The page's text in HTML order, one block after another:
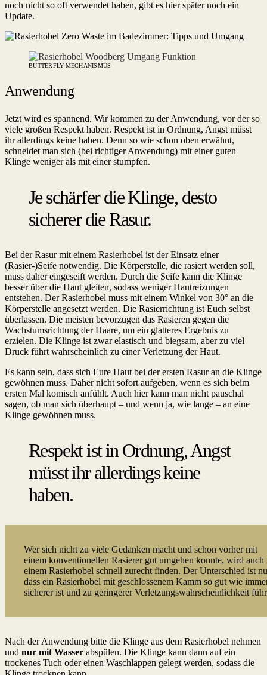
noch nicht so oft verwendet haben, gibt es hier später noch ein
Update.
BUTTERFLY-MECHANISMUS
Anwendung
Jetzt wird es spannend. Wir kommen zu der Anwendung, vor der so
viele großen Respekt haben. Respekt ist in Ordnung, Angst müsst
ihr allerdings keine haben. Denn so wie schon oben erwähnt,
schneidet man sich (bei richtiger Anwendung) mit einer guten
Klinge weniger als mit einer stumpfen.
Je schärfer die Klinge, desto
sicherer die Rasur.
Bei der Rasur mit einem Rasierhobel ist der Einsatz einer
(Rasier-)Seife notwendig. Die Körperstelle, die rasiert werden soll,
muss daher eingeseift werden. Durch die Seife kann die Klinge
besser über die Haut gleiten, sodass weniger Hautreizungen
entstehen. Der Rasierhobel muss mit einem Winkel von 30° an die
Körperstelle angesetzt werden. Die Rasierrichtung ist Euch selbst
überlassen. Die meisten bevorzugen das Rasieren gegen die
Wachstumsrichtung der Haare, um ein glatteres Ergebnis zu
erzielen. Die Klinge ist zwar elastisch und biegsam, aber zu viel
Druck führt wahrscheinlich zu einer Verletzung der Haut.
Es kann sein, dass sich Eure Haut bei der ersten Rasur an die Klinge
gewöhnen muss. Daher nicht sofort aufgeben, wenn es sich beim
ersten Mal komisch anfühlt. Auch hier kann man nicht pauschal
sagen, ob man sich überhaupt – und wenn ja, wie lange – an eine
Klinge gewöhnen muss.
Respekt ist in Ordnung, Angst
müsst ihr allerdings keine
haben.
Wer sich nicht zu viele Gedanken macht und schon vorher mit
einem konventionellen Rasierer gut umgehen konnte, wird auch
einem Rasierhobel schnell zurecht finden. Der Unterschied ist
dass ein Rasierhobel mit geschlossenem Kamm so gut wie
sicherer ist und zu geringerer Verletzungswahrscheinlichkeit
Nach der Anwendung bitte die Klinge aus dem Rasierhobel nehmen
und nur mit Wasser abspülen. Die Klinge kann dann auf ein
trockenes Tuch oder einen Waschlappen gelegt werden, sodass die